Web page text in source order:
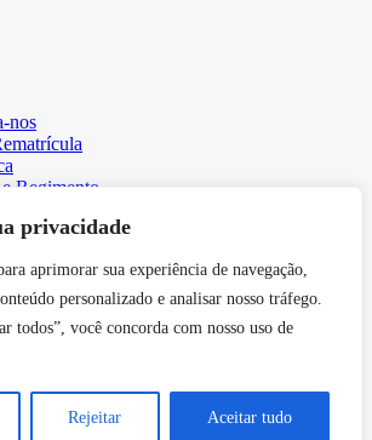
privacidade
aprimorar sua experiência de navegação,
personalizado e analisar nosso tráfego.
todos”, você concorda com nosso uso de
Rejeitar Aceitar tudo
nos
Regimento
e Portarias
Própria de Avaliação
Prática Jurídica